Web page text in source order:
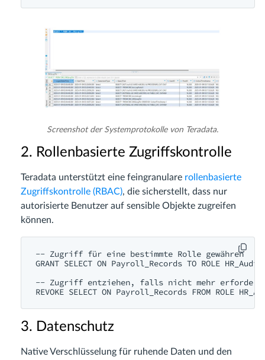
Screenshot der Systemprotokolle von Teradata.
2. Rollenbasierte Zugriffskontrolle
Teradata unterstützt eine feingranulare rollenbasierte
Zugriffskontrolle (RBAC), die sicherstellt, dass nur
autorisierte Benutzer auf sensible Objekte zugreifen
können.
-- Zugriff für eine bestimmte Rolle gewähren
GRANT SELECT ON Payroll_Records TO ROLE
-- Zugriff entziehen, falls nicht mehr
3. Datenschutz
Native Verschlüsselung für ruhende Daten und den